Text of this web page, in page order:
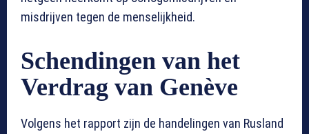
misdrijven tegen de menselijkheid.
Schendingen van het
Verdrag van Genève
Volgens het rapport zijn de handelingen van Rusland